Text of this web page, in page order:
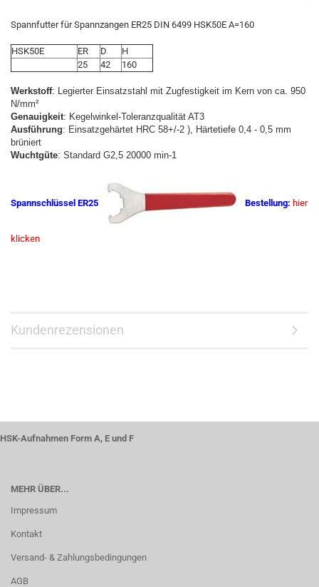
Spannfutter für Spannzangen ER25 DIN 6499 HSK50E A=160
HSK50E ER D
H
25
42 160
Werkstoff: Legierter Einsatzstahl mit Zugfestigkeit im Kern von ca. 950
N/mm²
Genauigkeit: Kegelwinkel-Toleranzqualität AT3
Ausführung: Einsatzgehärtet HRC 58+/-2 ), Härtetiefe 0,4 - 0,5 mm
brüniert
Wuchtgüte: Standard G2,5 20000 min-1
Spannschlüssel ER25 Bestellung: hier
klicken
Kundenrezensionen
HSK-Aufnahmen Form A, E und F
MEHR ÜBER...
Impressum
Kontakt
Versand- & Zahlungsbedingungen
AGB